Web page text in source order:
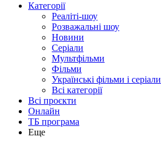
Категорії
Реаліті-шоу
Розважальні шоу
Новини
Серіали
Мультфільми
Фільми
Українські фільми і серіали
Всі категорії
Всі проєкти
Онлайн
ТБ програма
Еще